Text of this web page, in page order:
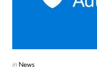
Posted
in News